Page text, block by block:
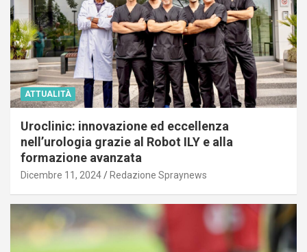
ATTUALITÀ
Uroclinic: innovazione ed eccellenza
nell’urologia grazie al Robot ILY e alla
formazione avanzata
Dicembre 11, 2024 Redazione Spraynews